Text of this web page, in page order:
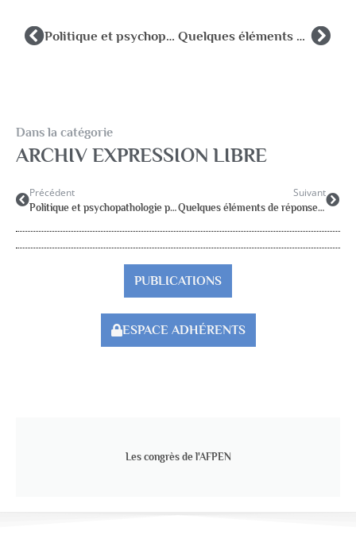
Politique et psychopathologie pédiatrique : Chronique de M.Boublil servivce de pédopsychiatrie, centre hospitalier d’Antibes Quelques éléments de réponse aux tentatives et tentations réductionnistes actuelles dans la prise en charge des enfants présentant des troubles des apprentissages.
Dans la catégorie
ARCHIV EXPRESSION LIBRE
Précédent
Politique et psychopathologie pédiatrique : Chronique de M.Boublil servivce de pédopsychiatrie, centre hospitalier d’Antibes
Suivant
Quelques éléments de réponse aux tentatives et tentations réductionnistes actuelles dans la prise en charge des enfants présentant des troubles des apprentissages.
PUBLICATIONS
ESPACE ADHÉRENTS
Les congrès de l'AFPEN